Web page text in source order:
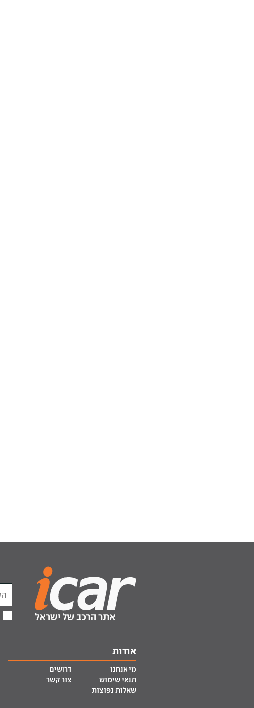
אודות
מי אנחנו
תנאי שימוש
שאלות נפוצות
דרושים
צור קשר